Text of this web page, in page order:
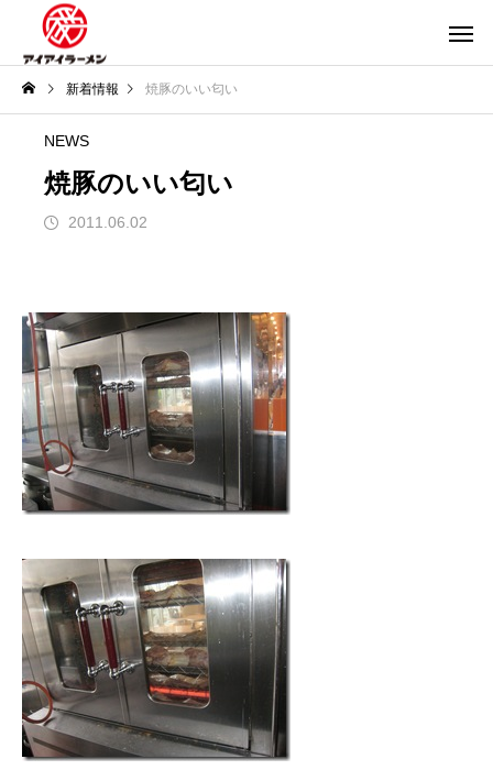
新着情報 焼豚のいい匂い
NEWS
焼豚のいい匂い
2011.06.02